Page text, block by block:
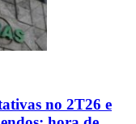
no 2T26 e